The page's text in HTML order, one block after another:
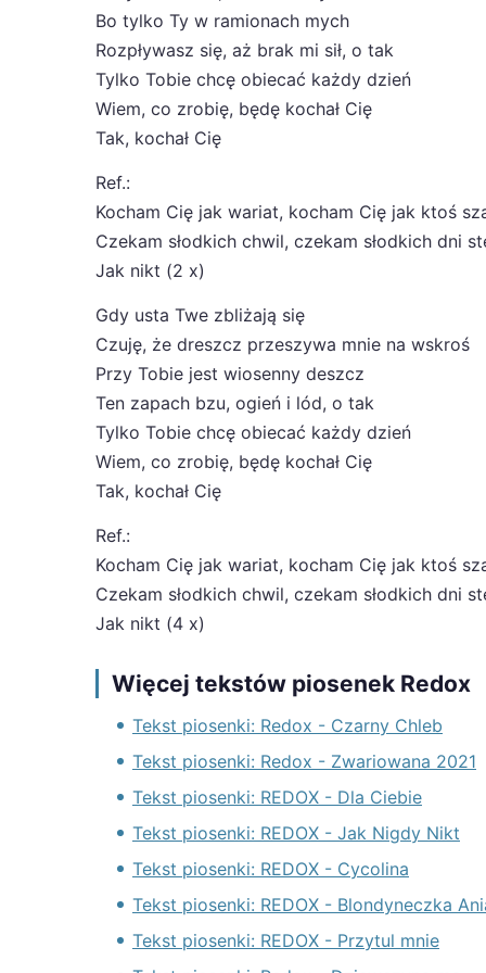
Bo tylko Ty w ramionach mych
Rozpływasz się, aż brak mi sił, o tak
Tylko Tobie chcę obiecać każdy dzień
Wiem, co zrobię, będę kochał Cię
Tak, kochał Cię
Ref.:
Kocham Cię jak wariat, kocham Cię jak ktoś
Czekam słodkich chwil, czekam słodkich dni
Jak nikt (2 x)
Gdy usta Twe zbliżają się
Czuję, że dreszcz przeszywa mnie na wskroś
Przy Tobie jest wiosenny deszcz
Ten zapach bzu, ogień i lód, o tak
Tylko Tobie chcę obiecać każdy dzień
Wiem, co zrobię, będę kochał Cię
Tak, kochał Cię
Ref.:
Kocham Cię jak wariat, kocham Cię jak ktoś
Czekam słodkich chwil, czekam słodkich dni
Jak nikt (4 x)
Więcej tekstów piosenek Redox
Tekst piosenki: Redox - Czarny Chleb
Tekst piosenki: Redox - Zwariowana 2021
Tekst piosenki: REDOX - Dla Ciebie
Tekst piosenki: REDOX - Jak Nigdy Nikt
Tekst piosenki: REDOX - Cycolina
Tekst piosenki: REDOX - Blondyneczka
Tekst piosenki: REDOX - Przytul mnie